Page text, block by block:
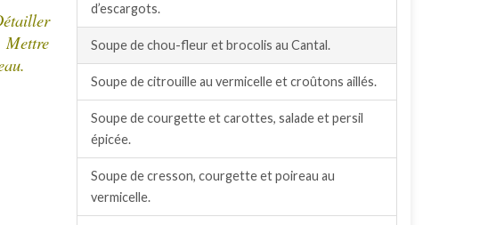
Mettre
d’escargots.
Soupe de chou-fleur et brocolis au Cantal.
Soupe de citrouille au vermicelle et croûtons aillés.
Soupe de courgette et carottes, salade et persil
épicée.
Soupe de cresson, courgette et poireau au
vermicelle.